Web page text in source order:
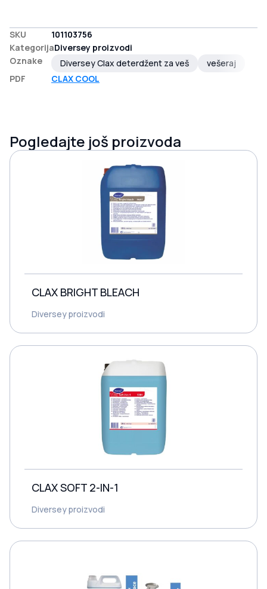
SKU
101103756
KategorijaDiversey proizvodi
Oznake
Diversey Clax deterdžent za veš
vešeraj
PDF
CLAX COOL
Pogledajte još proizvoda
CLAX BRIGHT BLEACH
Diversey proizvodi
CLAX SOFT 2-IN-1
Diversey proizvodi